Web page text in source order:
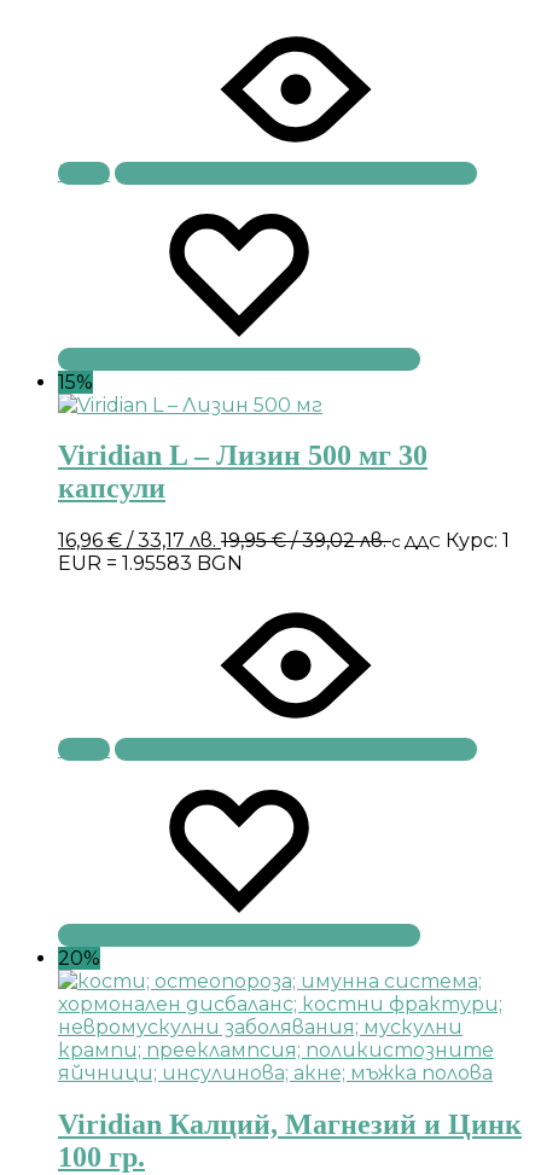
Купи
15%
Viridian L – Лизин 500 мг 30
капсули
16,96 € / 33,17 лв. 19,95€/ 39,02 лв.с ДДС Курс: 1
EUR = 1.95583 BGN
Купи
20%
Viridian Калций, Магнезий и Цинк
100 гр.